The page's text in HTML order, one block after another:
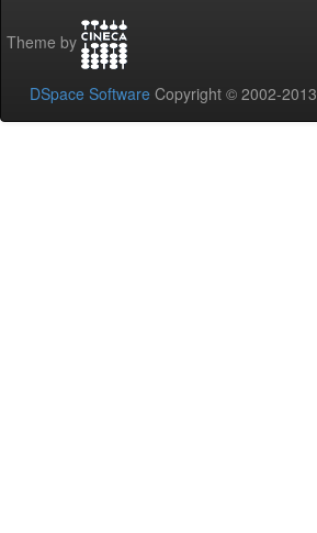
Theme by
DSpace Software Copyright © 2002-2013